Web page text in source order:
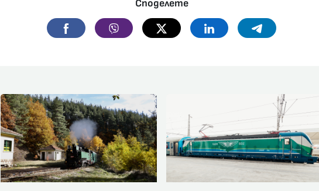
Споделете
Facebook Viber Twitter Linkedin Telegram